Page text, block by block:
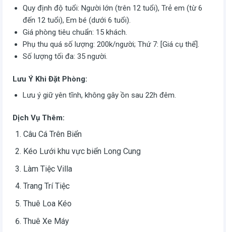
Quy định độ tuổi: Người lớn (trên 12 tuổi), Trẻ em (từ 6
đến 12 tuổi), Em bé (dưới 6 tuổi).
Giá phòng tiêu chuẩn: 15 khách.
Phụ thu quá số lượng: 200k/người; Thứ 7: [Giá cụ thể].
Số lượng tối đa: 35 người.
Lưu Ý Khi Đặt Phòng:
Lưu ý giữ yên tĩnh, không gây ồn sau 22h đêm.
Dịch Vụ Thêm:
Câu Cá Trên Biển
Kéo Lưới khu vực biển Long Cung
Làm Tiệc Villa
Trang Trí Tiệc
Thuê Loa Kéo
Thuê Xe Máy